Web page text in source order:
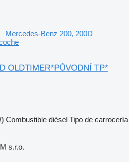
Mercedes-Benz 200, 200D
OLDTIMER*PŮVODNÍ TP*
Combustible diésel Tipo de carrocería
s.r.o.